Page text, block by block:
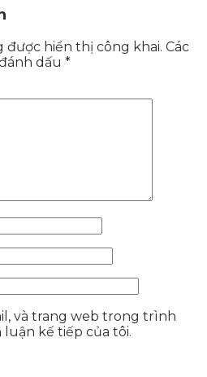
được hiển thị công khai. Các
dấu *
và trang web trong trình
kế tiếp của tôi.